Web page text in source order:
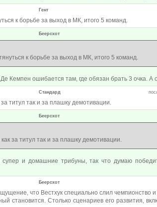
Гент
к борьбе за выход в МК, итого 5 команд.
Беерсхот
к борьбе за выход в МК, итого 5 команд.
Кемпен ошибается там, где обязан брать 3 очка. А
Стандард
титул так и за плашку демотивации.
Беерсхот
за титул так и за плашку демотивации.
и домашние трибуны, так что думаю
Беерсхот
что Вестхук специально слил чемпионство
становится. Столько сценариев его развития,